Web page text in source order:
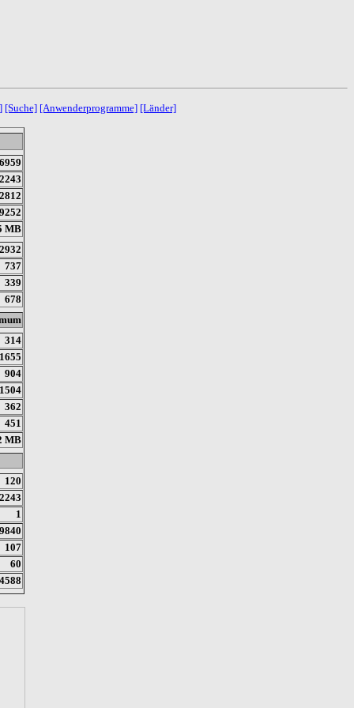
[Suche] [Anwenderprogramme] [Länder]
9252
MB
2932
737
339
678
314
1655
904
1504
362
451
MB
120
1
9840
107
60
4588